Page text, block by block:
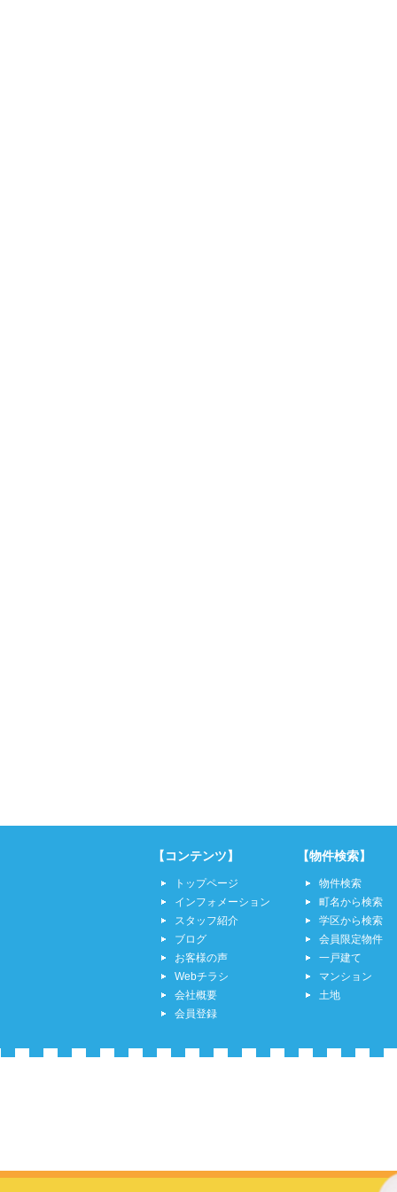
【コンテンツ】
トップページ
インフォメーション
スタッフ紹介
ブログ
お客様の声
Webチラシ
会社概要
会員登録
【物件検索】
物件検索
町名から検索
学区から検索
会員限定物件
一戸建て
マンション
土地